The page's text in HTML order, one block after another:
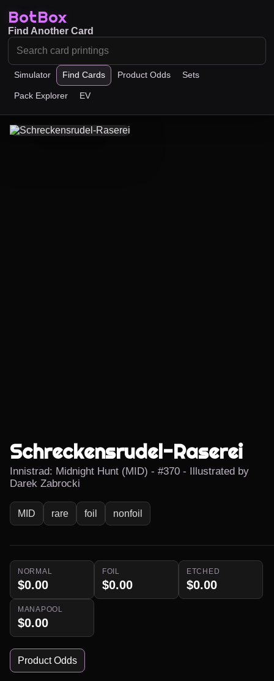
BotBox
Simulator Find Cards Product Odds Sets
Pack Explorer EV
Find Another Card
Schreckensrudel-Raserei
Innistrad: Midnight Hunt (MID) - #370 - Illustrated by
Darek Zabrocki
MID rare foil nonfoil
NORMAL
$0.00
FOIL
$0.00
ETCHED
$0.00
MANAPOOL
$0.00
Product Odds